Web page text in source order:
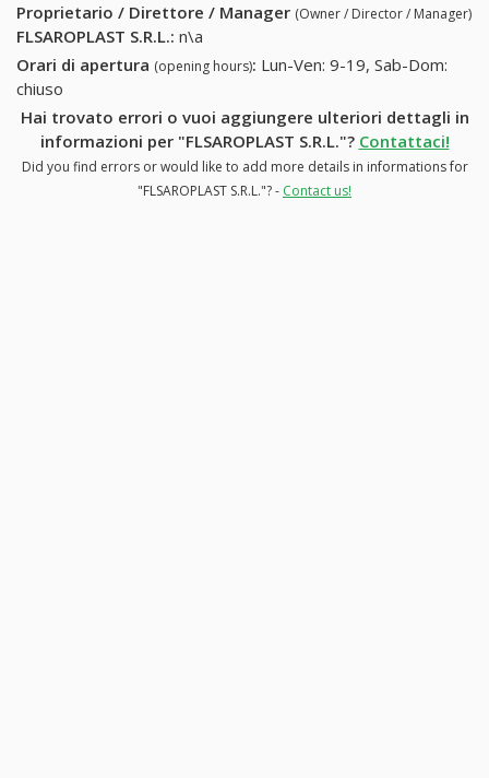
Proprietario / Direttore / Manager (Owner / Director / Manager)
FLSAROPLAST S.R.L.: n\a
Orari di apertura (opening hours): Lun-Ven: 9-19, Sab-Dom:
chiuso
Hai trovato errori o vuoi aggiungere ulteriori dettagli in
informazioni per "FLSAROPLAST S.R.L."? Contattaci!
Did you find errors or would like to add more details in informations for
"FLSAROPLAST S.R.L."? - Contact us!